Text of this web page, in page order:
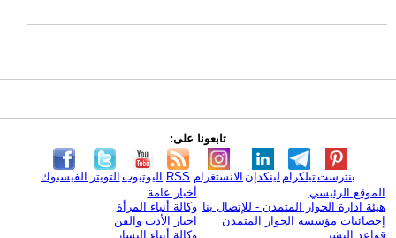
تابعونا على:
الفيسبوك التويتر اليوتيوب RSS الانستغرام لينكدإن تيلكرامبنترست
الموقع الرئيسي
هيئة ادارة الحوار المتمدن - للإتصال بنا
إحصائيات مؤسسة الحوار المتمدن
قواعد النشر
أخبار عامة
وكالة أنباء المرأة
اخبار الأدب والفن
وكالة أنباء اليسار